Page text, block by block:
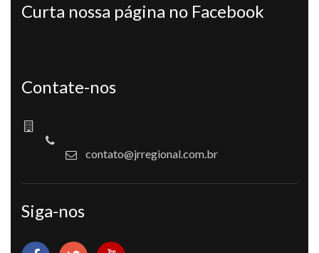
Curta nossa página no Facebook
Contate-nos
contato@jrregional.com.br
Siga-nos